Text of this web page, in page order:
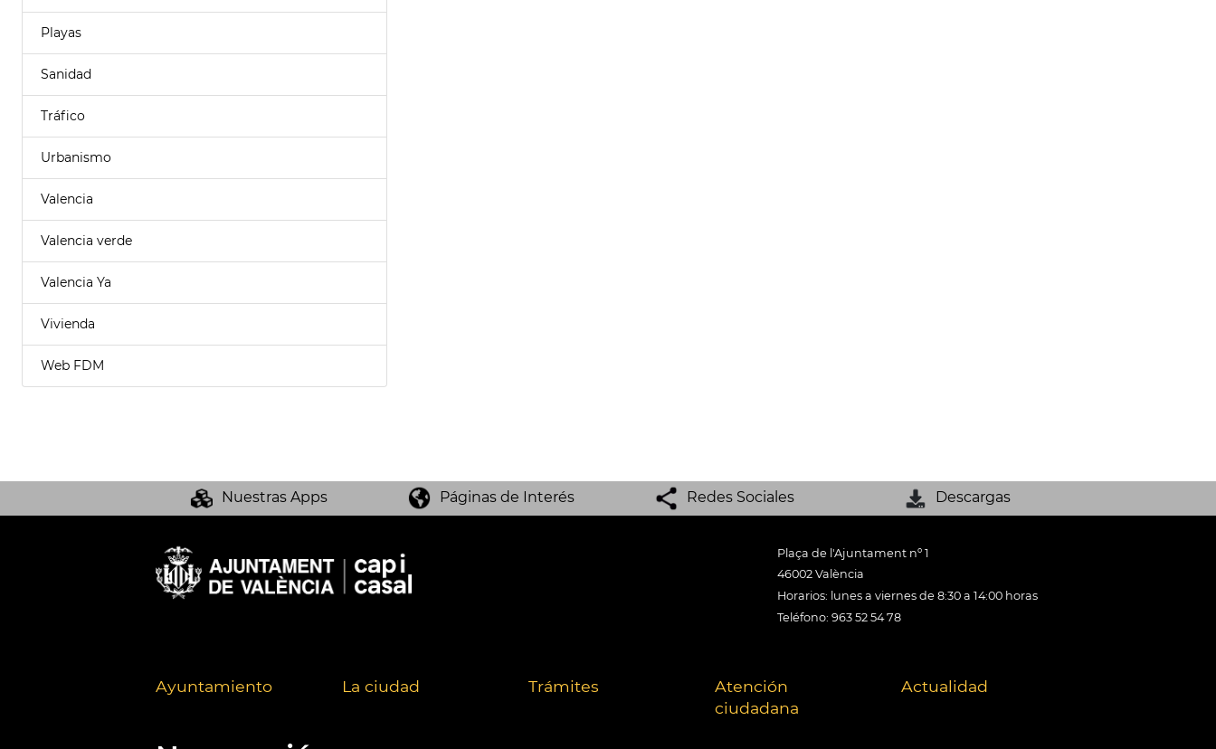
Playas
Sanidad
Tráfico
Urbanismo
Valencia
Valencia verde
Valencia Ya
Vivienda
Web FDM
Nuestras Apps Páginas de Interés Redes Sociales Descargas
Plaça de l'Ajuntament nº 1
46002 València
Horarios: lunes a viernes de 8:30 a 14:00 horas
Teléfono: 963 52 54 78
Ayuntamiento La ciudad Trámites
Atención
ciudadana
Actualidad